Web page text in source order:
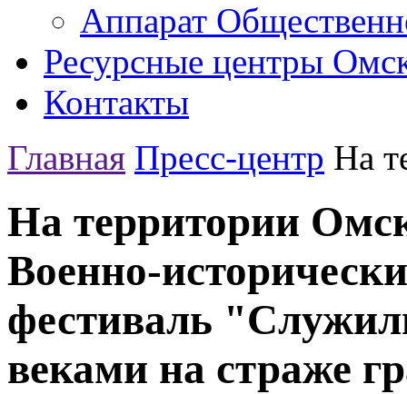
Аппарат
Ресурсные центры
Контакты
Главная Пресс-центр На
На территории
Военно-
фестиваль
веками на страже